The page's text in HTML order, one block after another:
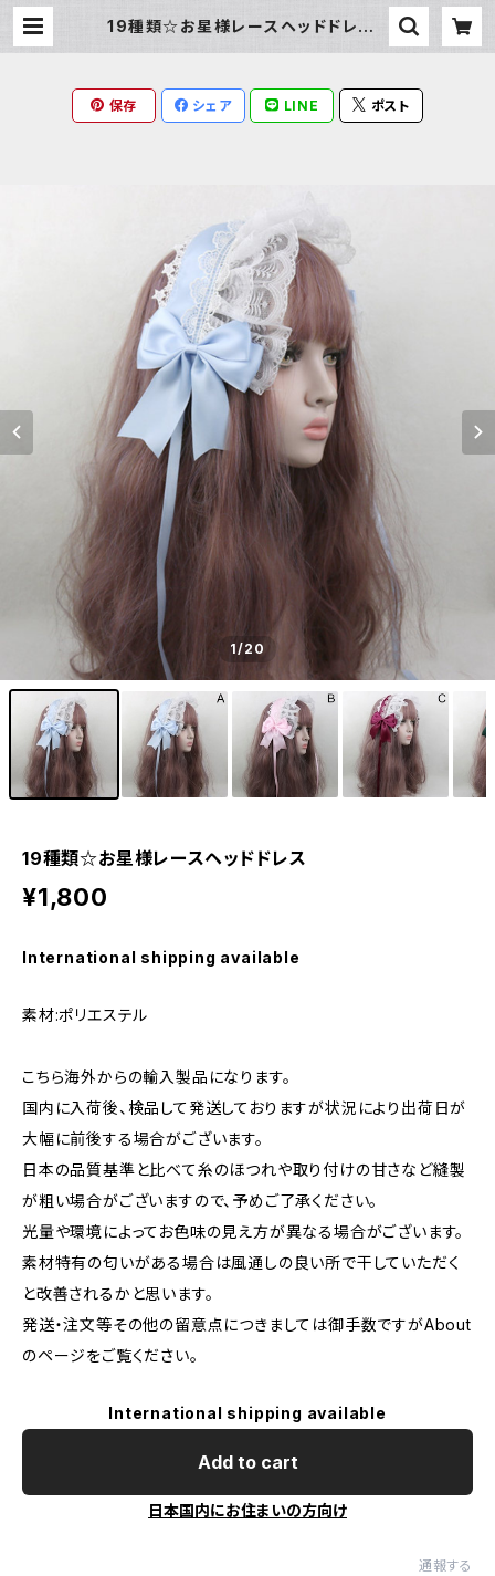
19種類☆お星様レースヘッドドレス |
保存 シェア LINE ポスト
1/20
19種類☆お星様レースヘッドドレス
¥1,800
International shipping available
素材:ポリエステル
こちら海外からの輸入製品になります。
国内に入荷後、検品して発送しておりますが状況により出荷日が
大幅に前後する場合がございます。
日本の品質基準と比べて糸のほつれや取り付けの甘さなど縫製
が粗い場合がございますので、予めご了承ください。
光量や環境によってお色味の見え方が異なる場合がございます。
素材特有の匂いがある場合は風通しの良い所で干していただく
と改善されるかと思います。
発送・注文等その他の留意点につきましては御手数ですがAbout
のページをご覧ください。
International shipping available
Add to cart
日本国内にお住まいの方向け
通報する